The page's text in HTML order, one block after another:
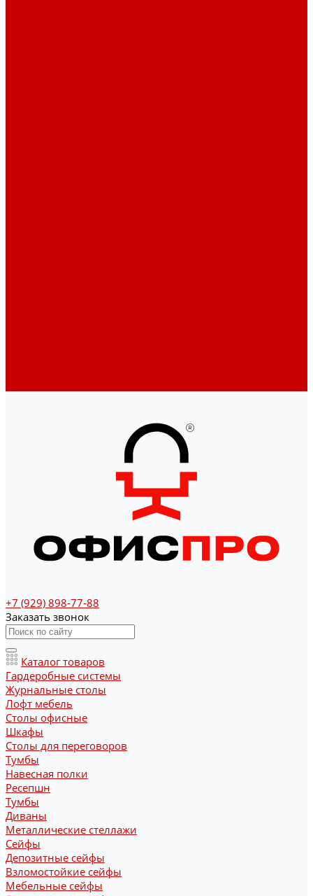
+7 (929) 898-77-88
Заказать звонок
Каталог товаров
Гардеробные системы
Журнальные столы
Лофт мебель
Столы офисные
Шкафы
Столы для переговоров
Тумбы
Навесная полки
Ресепшн
Тумбы
Диваны
Металлические стеллажи
Сейфы
Депозитные сейфы
Взломостойкие сейфы
Мебельные сейфы